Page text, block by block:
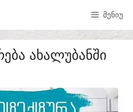
ᲛᲔᲜᲘᲣ
ᲐᲮᲐᲚᲣᲑᲐᲜᲨᲘ